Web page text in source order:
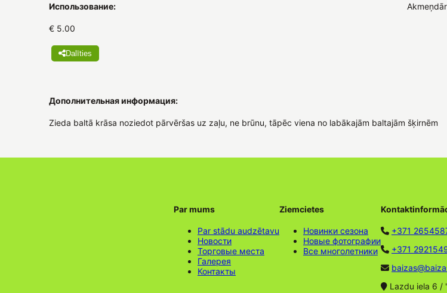
Использование:
€ 5.00
Dalīties
Дополнительная информация:
Zieda baltā krāsa noziedot pārvēršas uz zaļu, ne brūnu, tāpēc viena no labākajām baltajām šķirnēm
Par mums
Par stādu audzētavu
Новости
Торговые места
Галерея
Контакты
Ziemcietes
Новинки сезона
Новые фотографии
Все многолетники
+371
+371
Lazdu iela 6 /